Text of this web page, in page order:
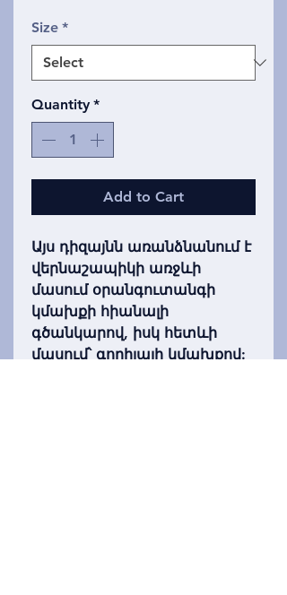
Size *
Quantity *
Add to Cart
Այս դիզայնն առանձնանում է
վերնաշապիկի առջևի
մասում օրանգուտանգի
կմախքի հիանալի
գծանկարով, իսկ հետևի
մասում՝ գորիլայի կմախքով: